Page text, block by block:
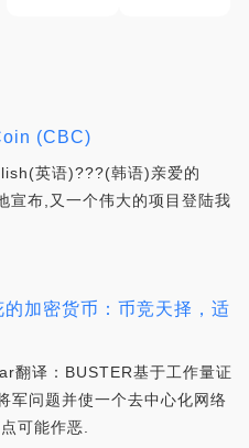
(CBC)
英语)???(韩语)亲爱的
宣布,又一个伟大的项目登陆我
加密货币：币竞天择，适
译：BUSTER基于工作量证
军问题并使一个去中心化网络
可能作恶.